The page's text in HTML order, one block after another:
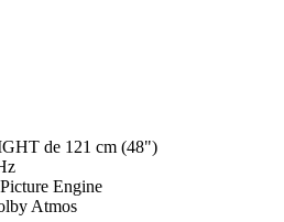
de 121 cm (48")
Engine
Atmos